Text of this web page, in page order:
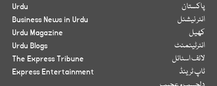
پاکستان
انٹر نیشنل
کھیل
انٹرٹینمنٹ
لائف اسٹائل
ٹاپ ٹرینڈ
Urdu
Business News in Urdu
Urdu Magazine
Urdu Blogs
The Express Tribune
Express Entertainment